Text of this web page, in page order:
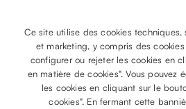
Facebook
Instagram
YouTube
Pinterest
Ce site utilise des cookies techniques,
et marketing, y compris des
configurer ou rejeter les cookies en
en matière de cookies". Vous pouvez
les cookies en cliquant sur le
cookies". En fermant cette